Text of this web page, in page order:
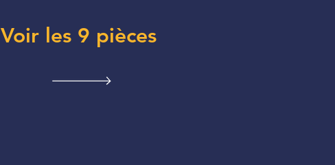
Voir les 9 pièces